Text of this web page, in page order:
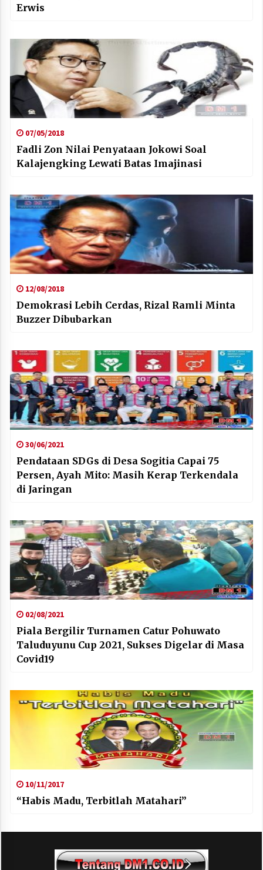
Erwis
07/05/2018
Fadli Zon Nilai Penyataan Jokowi Soal
Kalajengking Lewati Batas Imajinasi
12/08/2018
Demokrasi Lebih Cerdas, Rizal Ramli Minta
Buzzer Dibubarkan
30/06/2021
Pendataan SDGs di Desa Sogitia Capai 75
Persen, Ayah Mito: Masih Kerap Terkendala
di Jaringan
02/08/2021
Piala Bergilir Turnamen Catur Pohuwato
Taluduyunu Cup 2021, Sukses Digelar di Masa
Covid19
10/11/2017
“Habis Madu, Terbitlah Matahari”